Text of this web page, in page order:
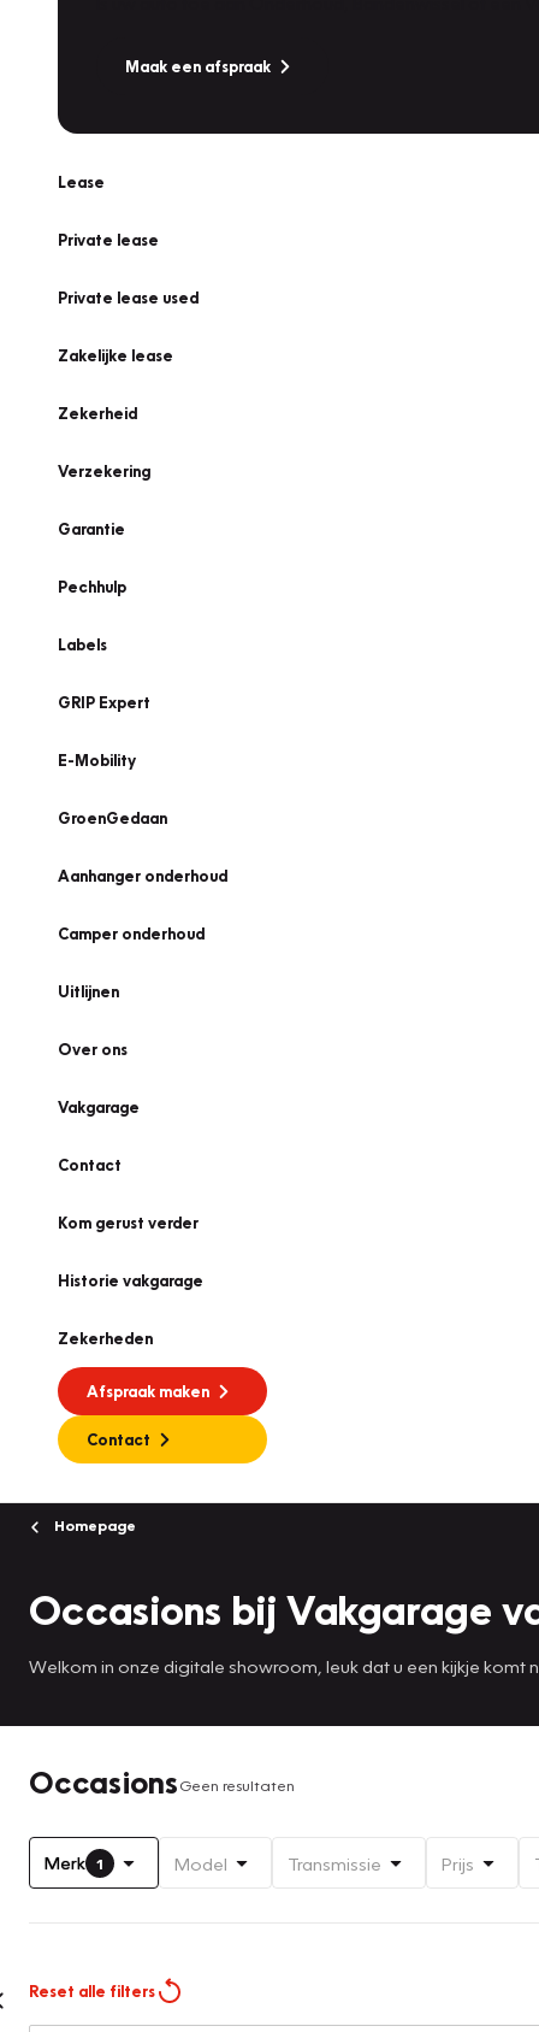
Maak een afspraak
Lease
Private lease
Private lease used
Zakelijke lease
Zekerheid
Verzekering
Garantie
Pechhulp
Labels
GRIP Expert
E-Mobility
GroenGedaan
Aanhanger onderhoud
Camper onderhoud
Uitlijnen
Over ons
Vakgarage
Contact
Kom gerust verder
Historie vakgarage
Zekerheden
Afspraak maken
Contact
Homepage
Occasions bij Vakgarage
Welkom in onze digitale showroom, leuk dat u een kijkje komt
OccasionsGeen resultaten
Merk 1 Model Transmissie Prijs
Reset alle filters